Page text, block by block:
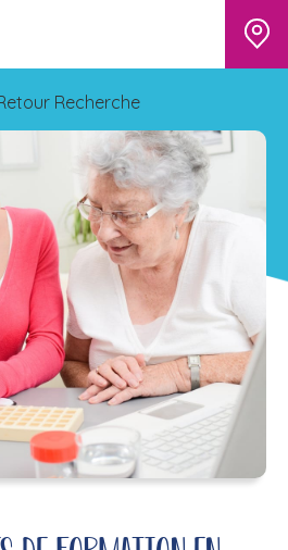
Recherche